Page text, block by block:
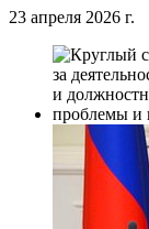
23 апреля 2026 г.